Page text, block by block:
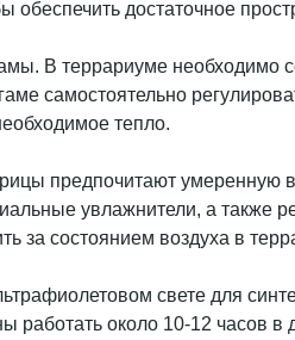
достаточное
В террариуме необходимо
самостоятельно
тепло.
предпочитают умеренную
увлажнители, а также
за состоянием воздуха в
свете для
около 10-12 часов